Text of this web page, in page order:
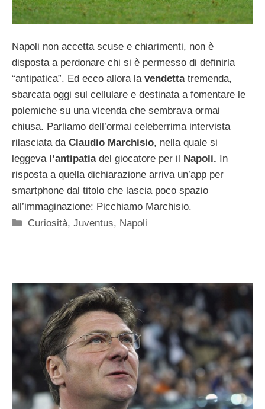
Napoli non accetta scuse e chiarimenti, non è
disposta a perdonare chi si è permesso di definirla
“antipatica”. Ed ecco allora la vendettatremenda,
sbarcata oggi sul cellulare e destinata a fomentare le
polemiche su una vicenda che sembrava ormai
chiusa. Parliamo dell’ormai celeberrima intervista
rilasciata da Claudio Marchisio, nella quale si
leggeva l’antipatiadel giocatore per il Napoli. In
risposta a quella dichiarazione arriva un’app per
smartphone dal titolo che lascia poco spazio
all’immaginazione: Picchiamo Marchisio.
Categorie
Curiosità,Juventus, Napoli